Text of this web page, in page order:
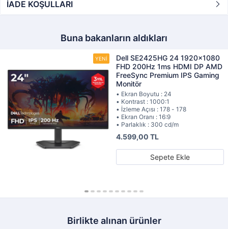
İADE KOŞULLARI
Buna bakanların aldıkları
Dell SE2425HG 24 1920x1080
FHD 200Hz 1ms HDMI DP AMD
FreeSync Premium IPS Gaming
Monitör
• Ekran Boyutu : 24
• Kontrast : 1000:1
• İzleme Açısı : 178 - 178
• Ekran Oranı : 16:9
• Parlaklık : 300 cd/m
4.599,00 TL
Sepete Ekle
Birlikte alınan ürünler